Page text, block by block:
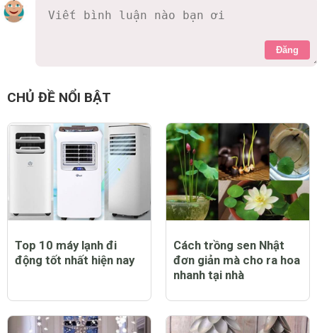
Đăng
CHỦ ĐỀ NỔI BẬT
Top 10 máy lạnh đi
động tốt nhất hiện nay
Cách trồng sen Nhật
đơn giản mà cho ra hoa
nhanh tại nhà